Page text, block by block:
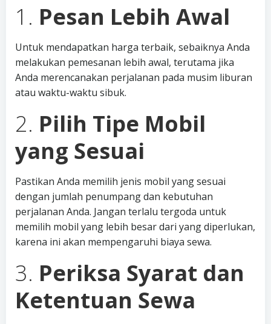
1. Pesan Lebih Awal
Untuk mendapatkan harga terbaik, sebaiknya Anda
melakukan pemesanan lebih awal, terutama jika
Anda merencanakan perjalanan pada musim liburan
atau waktu-waktu sibuk.
2. Pilih Tipe Mobil
yang Sesuai
Pastikan Anda memilih jenis mobil yang sesuai
dengan jumlah penumpang dan kebutuhan
perjalanan Anda. Jangan terlalu tergoda untuk
memilih mobil yang lebih besar dari yang diperlukan,
karena ini akan mempengaruhi biaya sewa.
3. Periksa Syarat dan
Ketentuan Sewa